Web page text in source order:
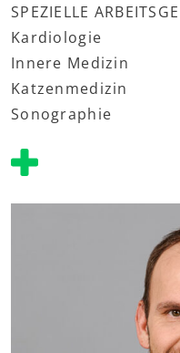
SPEZIELLE
Kardiologie
Innere Medizin
Katzenmedizin
Sonographie